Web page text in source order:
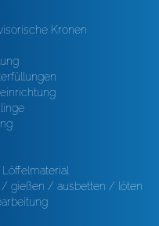
Kronen
/ gießen / ausbetten / löten